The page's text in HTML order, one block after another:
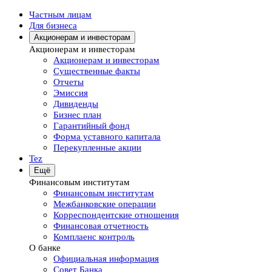
Частным лицам
Для бизнеса
Акционерам и инвесторам
Акционерам и инвесторам
Акционерам и инвесторам
Существенные факты
Отчеты
Эмиссия
Дивиденды
Бизнес план
Гарантийный фонд
Форма уставного капитала
Перекупленные акции
Tez
Ещё
Финансовым институтам
Финансовым институтам
Межбанковские операции
Корреспондентские отношения
Финансовая отчетность
Комплаенс контроль
О банке
Официальная информация
Совет Банка